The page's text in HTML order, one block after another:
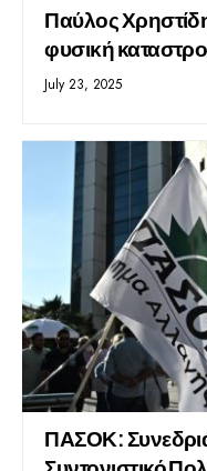
Παύλος
φυσική
July 23, 2025
ΠΑΣΟΚ: